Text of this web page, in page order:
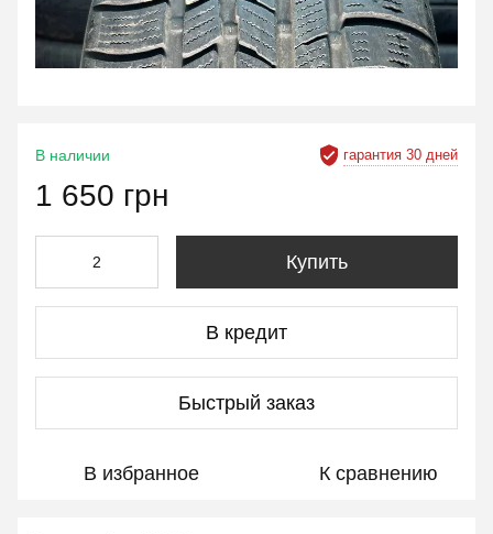
гарантия 30 дней
В наличии
1 650 грн
Купить
В кредит
Быстрый заказ
В избранное К сравнению